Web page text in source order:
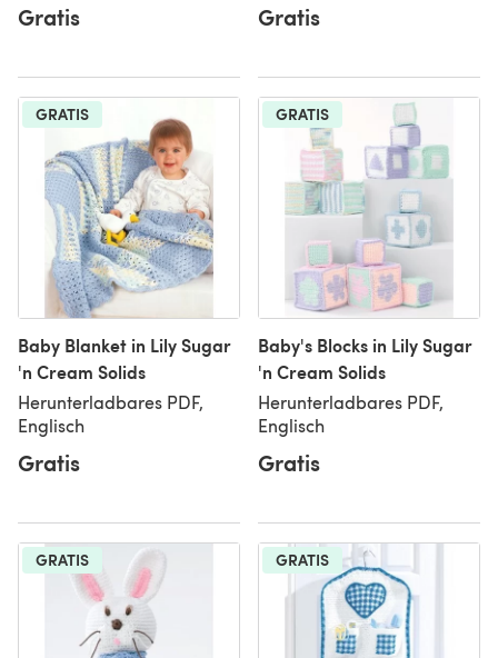
Gratis Gratis
GRATIS
Baby Blanket in Lily Sugar
'n Cream Solids
Herunterladbares PDF,
Englisch
Gratis
GRATIS
Baby's Blocks in Lily Sugar
'n Cream Solids
Herunterladbares PDF,
Englisch
Gratis
GRATIS GRATIS